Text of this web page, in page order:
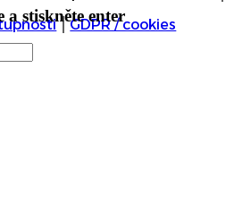
GDPR / cookies
a stiskněte enter